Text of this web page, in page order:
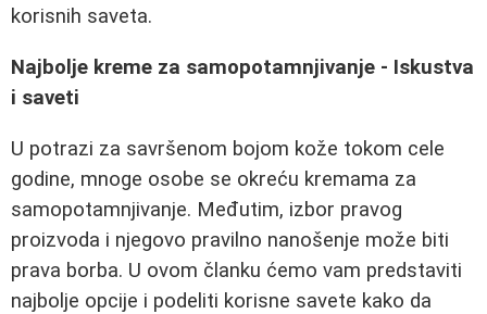
korisnih saveta.
Najbolje kreme za samopotamnjivanje - Iskustva
i saveti
U potrazi za savršenom bojom kože tokom cele
godine, mnoge osobe se okreću kremama za
samopotamnjivanje. Međutim, izbor pravog
proizvoda i njegovo pravilno nanošenje može biti
prava borba. U ovom članku ćemo vam predstaviti
najbolje opcije i podeliti korisne savete kako da